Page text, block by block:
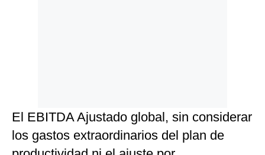
El EBITDA Ajustado global, sin considerar
los gastos extraordinarios del plan de